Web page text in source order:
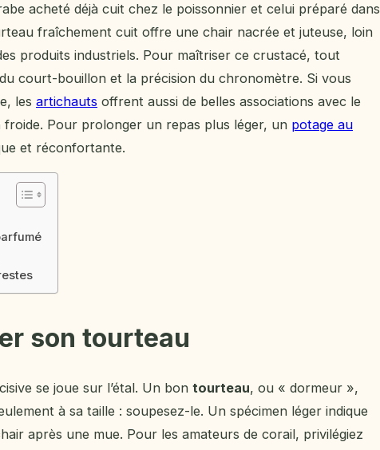
acheté déjà cuit chez le poissonnier et celui préparé dans
fraîchement cuit offre une chair nacrée et juteuse, loin
produits industriels. Pour maîtriser ce crustacé, tout
court-bouillon et la précision du chronomètre. Si vous
les artichauts offrent aussi de belles associations avec le
Pour prolonger un repas plus léger, un potage au
et réconfortante.
son tourteau
se joue sur l’étal. Un bon tourteau, ou « dormeur »,
à sa taille : soupesez-le. Un spécimen léger indique
après une mue. Pour les amateurs de corail, privilégiez